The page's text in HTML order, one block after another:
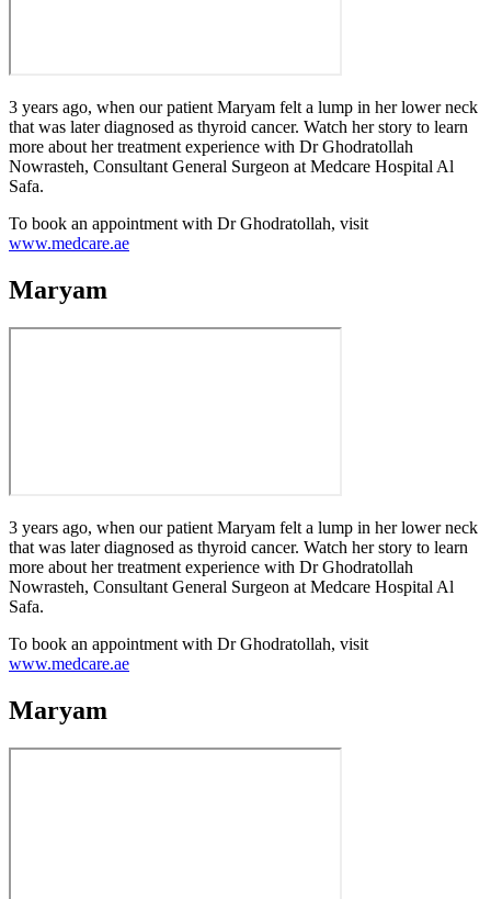
3 years ago, when our patient Maryam felt a lump in her lower neck
that was later diagnosed as thyroid cancer. Watch her story to learn
more about her treatment experience with Dr Ghodratollah
Nowrasteh, Consultant General Surgeon at Medcare Hospital Al
Safa.
To book an appointment with Dr Ghodratollah, visit
www.medcare.ae
Maryam
3 years ago, when our patient Maryam felt a lump in her lower neck
that was later diagnosed as thyroid cancer. Watch her story to learn
more about her treatment experience with Dr Ghodratollah
Nowrasteh, Consultant General Surgeon at Medcare Hospital Al
Safa.
To book an appointment with Dr Ghodratollah, visit
www.medcare.ae
Maryam